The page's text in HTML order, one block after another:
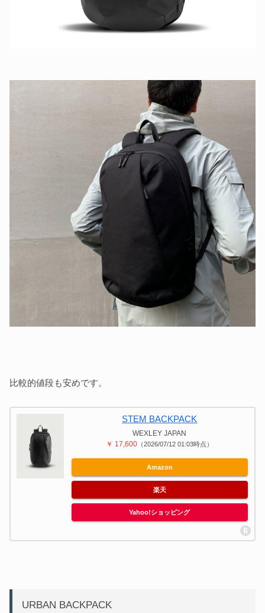
比較的値段も安めです。
STEM BACKPACK
WEXLEY JAPAN
￥ 17,600 （2026/07/12 01:03時点）
Amazon
楽天
Yahoo!ショッピング
URBAN BACKPACK